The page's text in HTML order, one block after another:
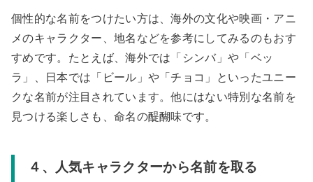
個性的な名前をつけたい方は、海外の文化や映画・アニ
メのキャラクター、地名などを参考にしてみるのもおす
すめです。たとえば、海外では「シンバ」や「ベッ
ラ」、日本では「ビール」や「チョコ」といったユニー
クな名前が注目されています。他にはない特別な名前を
見つける楽しさも、命名の醍醐味です。
４、 人気キャラクターから名前を取る